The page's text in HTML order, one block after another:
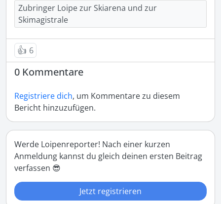
Zubringer Loipe zur Skiarena und zur
Skimagistrale
👍 6
0 Kommentare
Registriere dich, um Kommentare zu diesem
Bericht hinzuzufügen.
Werde Loipenreporter! Nach einer kurzen
Anmeldung kannst du gleich deinen ersten Beitrag
verfassen 😎
Jetzt registrieren